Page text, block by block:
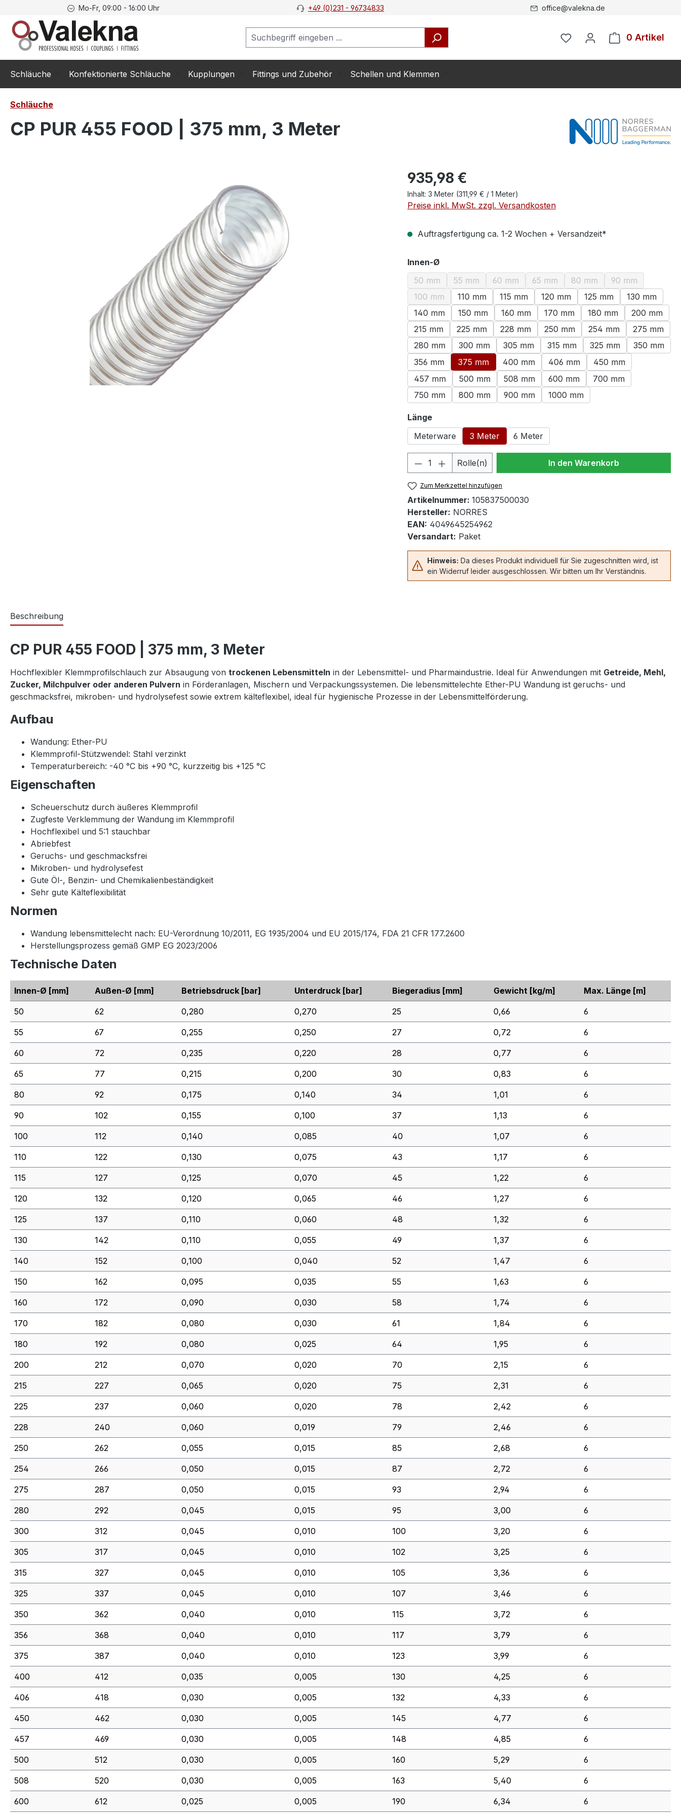
Zur Hauptnavigation springen
Mo-Fr, 09:00 - 16:00 Uhr +49 (0)231 - 96734833 office@valekna.de
0 Artikel
Schläuche Konfektionierte Schläuche Kupplungen Fittings und Zubehör Schellen und Klemmen
Schläuche
CP PUR 455 FOOD | 375 mm, 3 Meter
935,98 €
Inhalt: 3 Meter (311,99 € / 1 Meter)
Preise inkl. MwSt. zzgl. Versandkosten
Auftragsfertigung ca. 1-2 Wochen + Versandzeit*
Innen-Ø
50 mm
(Diese Option ist zurzeit nicht verfügbar.)
55 mm
(Diese Option ist zurzeit nicht verfügbar.)
60 mm
(Diese Option ist zurzeit nicht verfügbar.)
65 mm
(Diese Option ist zurzeit nicht verfügbar.)
80 mm
(Diese Option ist zurzeit
90 mm
(Diese Option
100 mm
(Diese Option ist zurzeit nicht verfügbar.)
110 mm 115 mm 120 mm 125 mm
130 mm
140 mm
150 mm 160 mm 170 mm 180 mm
200 mm
215 mm
225 mm 228 mm 250 mm 254 mm
275 mm
280 mm
300 mm 305 mm 315 mm 325 mm
350 mm
356 mm
375 mm 400 mm 406 mm
450 mm
457 mm
500 mm 508 mm 600 mm
700 mm
750 mm
800 mm 900 mm 1000 mm
Längeauswählen
Meterware
3 Meter 6 Meter
Produkt Anzahl: Gib den gewünschten Wert
Rolle(n) In den Warenkorb
Zum Merkzettel hinzufügen
Artikelnummer: 105837500030
Hersteller: NORRES
EAN: 4049645254962
Versandart: Paket
Hinweis: Da dieses Produkt individuell für Sie zugeschnitten wird, ist
ein Widerruf leider ausgeschlossen. Wir bitten um Ihr Verständnis.
Beschreibung
CP PUR 455 FOOD | 375 mm, 3 Meter
Hochflexibler Klemmprofilschlauch zur Absaugung von trockenen Lebensmitteln in der Lebensmittel- und Pharmaindustrie. Ideal für Anwendungen mit Getreide, Mehl,
Zucker, Milchpulver oder anderen Pulvern in Förderanlagen, Mischern und Verpackungssystemen. Die lebensmittelechte Ether-PU Wandung ist geruchs- und
geschmacksfrei, mikroben- und hydrolysefest sowie extrem kälteflexibel, ideal für hygienische Prozesse in der Lebensmittelförderung.
Aufbau
Wandung: Ether-PU
Klemmprofil-Stützwendel: Stahl verzinkt
Temperaturbereich: -40 °C bis +90 °C, kurzzeitig bis +125 °C
Eigenschaften
Scheuerschutz durch äußeres Klemmprofil
Zugfeste Verklemmung der Wandung im Klemmprofil
Hochflexibel und 5:1 stauchbar
Abriebfest
Geruchs- und geschmacksfrei
Mikroben- und hydrolysefest
Gute Öl-, Benzin- und Chemikalienbeständigkeit
Sehr gute Kälteflexibilität
Normen
Wandung lebensmittelecht nach: EU-Verordnung 10/2011, EG 1935/2004 und EU 2015/174, FDA 21 CFR 177.2600
Herstellungsprozess gemäß GMP EG 2023/2006
Technische Daten
Innen-Ø [mm] Außen-Ø [mm] Betriebsdruck [bar] Unterdruck [bar] Biegeradius [mm] Gewicht [kg/m] Max. Länge [m]
50 62 0,280 0,270 25 0,66 6
55 67 0,255 0,250 27 0,72 6
60 72 0,235 0,220 28 0,77 6
65 77 0,215 0,200 30 0,83 6
80 92 0,175 0,140 34 1,01 6
90 102 0,155 0,100 37 1,13 6
100 112 0,140 0,085 40 1,07 6
110 122 0,130 0,075 43 1,17 6
115 127 0,125 0,070 45 1,22 6
120 132 0,120 0,065 46 1,27 6
125 137 0,110 0,060 48 1,32 6
130 142 0,110 0,055 49 1,37 6
140 152 0,100 0,040 52 1,47 6
150 162 0,095 0,035 55 1,63 6
160 172 0,090 0,030 58 1,74 6
170 182 0,080 0,030 61 1,84 6
180 192 0,080 0,025 64 1,95 6
200 212 0,070 0,020 70 2,15 6
215 227 0,065 0,020 75 2,31 6
225 237 0,060 0,020 78 2,42 6
228 240 0,060 0,019 79 2,46 6
250 262 0,055 0,015 85 2,68 6
254 266 0,050 0,015 87 2,72 6
275 287 0,050 0,015 93 2,94 6
280 292 0,045 0,015 95 3,00 6
300 312 0,045 0,010 100 3,20 6
305 317 0,045 0,010 102 3,25 6
315 327 0,045 0,010 105 3,36 6
325 337 0,045 0,010 107 3,46 6
350 362 0,040 0,010 115 3,72 6
356 368 0,040 0,010 117 3,79 6
375 387 0,040 0,010 123 3,99 6
400 412 0,035 0,005 130 4,25 6
406 418 0,030 0,005 132 4,33 6
450 462 0,030 0,005 145 4,77 6
457 469 0,030 0,005 148 4,85 6
500 512 0,030 0,005 160 5,29 6
508 520 0,030 0,005 163 5,40 6
600 612 0,025 0,005 190 6,34 6